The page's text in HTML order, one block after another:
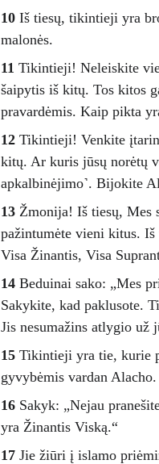
10 Iš tiesų, tikintieji yra
malonės.
11 Tikintieji! Neleiskite
šaipytis iš kitų. Tos kitos
pravardėmis. Kaip pikta
12 Tikintieji! Venkite
kitų. Ar kuris jūsų norėtų
apkalbinėjimo˺. Bijokite
13 Žmonija! Iš tiesų, Mes
pažintumėte vieni kitus.
Visa Žinantis, Visa
14 Beduinai sako: „Mes
Sakykite, kad paklusote.
Jis nesumažins atlygio už
15 Tikintieji yra tie, kurie
gyvybėmis vardan
16 Sakyk: „Nejau
yra Žinantis Viską.“
17 Jie žiūri į islamo